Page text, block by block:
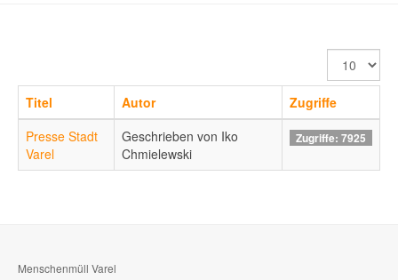
Anzeige
#
Titel
Autor
Zugriffe
Presse Stadt
Varel
Geschrieben von Iko
Chmielewski
Zugriffe: 7925
Menschenmüll Varel